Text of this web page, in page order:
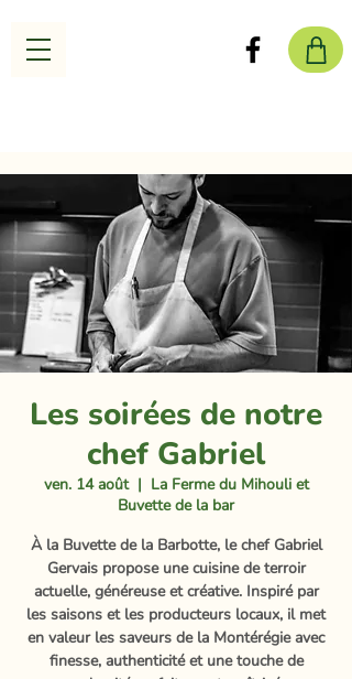
Les soirées de notre
chef Gabriel
ven. 14 août
  |
La Ferme du Mihouli et
Buvette de la bar
À la Buvette de la Barbotte, le chef Gabriel
Gervais propose une cuisine de terroir
actuelle, généreuse et créative. Inspiré par
les saisons et les producteurs locaux, il met
en valeur les saveurs de la Montérégie avec
finesse, authenticité et une touche de